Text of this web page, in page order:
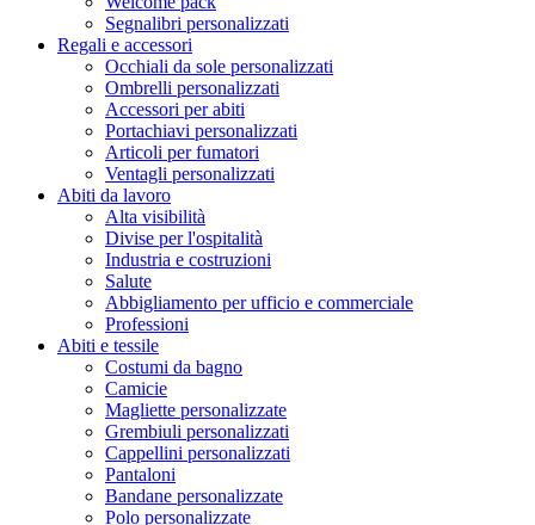
Segnalibri personalizzati
Regali e accessori
Occhiali da sole personalizzati
Ombrelli personalizzati
Accessori per abiti
Portachiavi personalizzati
Articoli per fumatori
Ventagli personalizzati
Abiti da lavoro
Alta visibilità
Divise per l'ospitalità
Industria e costruzioni
Salute
Abbigliamento per ufficio e commerciale
Professioni
Abiti e tessile
Costumi da bagno
Camicie
Magliette personalizzate
Grembiuli personalizzati
Cappellini personalizzati
Pantaloni
Bandane personalizzate
Polo personalizzate